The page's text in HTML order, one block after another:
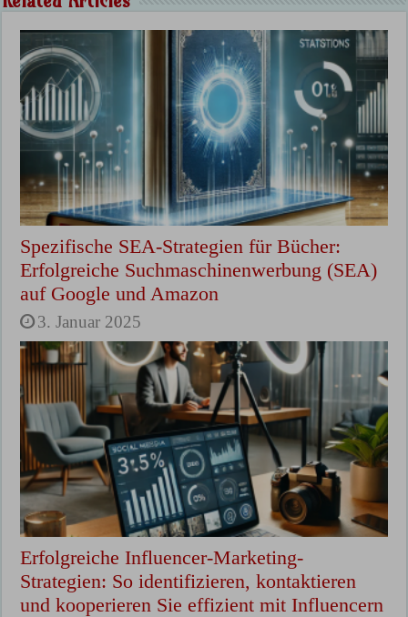
Spezifische SEA-Strategien für Bücher:
Erfolgreiche Suchmaschinenwerbung (SEA)
auf Google und Amazon
3. Januar 2025
Erfolgreiche Influencer-Marketing-
Strategien: So identifizieren, kontaktieren
und kooperieren Sie effizient mit Influencern